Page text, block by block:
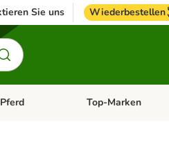
Sie uns Wiederbestellen
Fisch Menü öffnen: Vogel
Pferd Kategorie-Menü
Top-Marken